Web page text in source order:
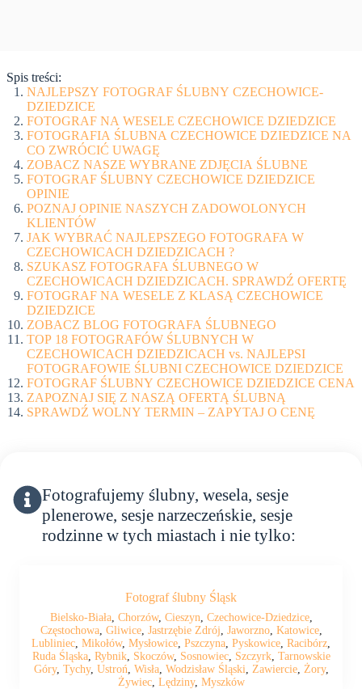
Spis treści:
NAJLEPSZY FOTOGRAF ŚLUBNY CZECHOWICE-
DZIEDZICE
FOTOGRAF NA WESELE CZECHOWICE DZIEDZICE
FOTOGRAFIA ŚLUBNA CZECHOWICE DZIEDZICE NA
CO ZWRÓCIĆ UWAGĘ
ZOBACZ NASZE WYBRANE ZDJĘCIA ŚLUBNE
FOTOGRAF ŚLUBNY CZECHOWICE DZIEDZICE
OPINIE
POZNAJ OPINIE NASZYCH ZADOWOLONYCH
KLIENTÓW
JAK WYBRAĆ NAJLEPSZEGO FOTOGRAFA W
CZECHOWICACH DZIEDZICACH ?
SZUKASZ FOTOGRAFA ŚLUBNEGO W
CZECHOWICACH DZIEDZICACH. SPRAWDŹ OFERTĘ
FOTOGRAF NA WESELE Z KLASĄ CZECHOWICE
DZIEDZICE
ZOBACZ BLOG FOTOGRAFA ŚLUBNEGO
TOP 18 FOTOGRAFÓW ŚLUBNYCH W
CZECHOWICACH DZIEDZICACH vs. NAJLEPSI
FOTOGRAFOWIE ŚLUBNI CZECHOWICE DZIEDZICE
FOTOGRAF ŚLUBNY CZECHOWICE DZIEDZICE CENA
ZAPOZNAJ SIĘ Z NASZĄ OFERTĄ ŚLUBNĄ
SPRAWDŹ WOLNY TERMIN – ZAPYTAJ O CENĘ
Fotografujemy ślubny, wesela, sesje
plenerowe, sesje narzeczeńskie, sesje
rodzinne w tych miastach i nie tylko:
Fotograf ślubny Śląsk
Bielsko-Biała, Chorzów, Cieszyn Czechowice-Dziedzice,
Częstochowa, Gliwice, Jastrzębie Zdrój Jaworzno, Katowice,
Lubliniec Mikołów, Mysłowice Pszczyna Pyskowice Racibórz
Ruda Śląska, Rybnik, Skoczów, Sosnowiec, Szczyrk, Tarnowskie
Góry, Tychy, Ustroń Wisła, Wodzisław Śląski Zawiercie, Żory,
Żywiec, Lędziny, Myszków